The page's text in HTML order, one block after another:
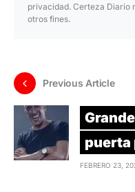
privacidad. Certeza Diario
otros fines.
Previous Article
puerta
FEBRERO 23,